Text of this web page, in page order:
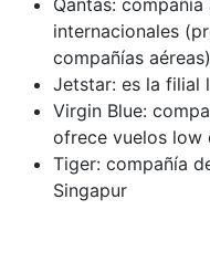
Qantas:
internacionales
compañías
Jetstar: es la filial
Virgin Blue:
ofrece vuelos low
Tiger: compañía
Singapur